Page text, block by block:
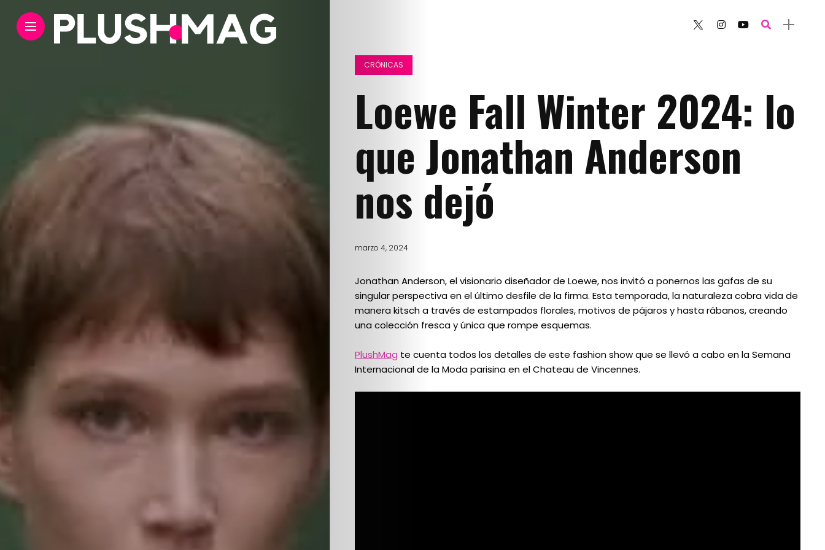
CRÓNICAS
Loewe Fall Winter 2024: lo
que Jonathan Anderson
nos dejó
marzo 4, 2024
Jonathan Anderson, el visionario diseñador de Loewe, nos invitó a ponernos las gafas de su
singular perspectiva en el último desfile de la firma. Esta temporada, la naturaleza cobra vida de
manera kitsch a través de estampados florales, motivos de pájaros y hasta rábanos, creando
una colección fresca y única que rompe esquemas.
PlushMag te cuenta todos los detalles de este fashion show que se llevó a cabo en la Semana
Internacional de la Moda parisina en el Chateau de Vincennes.